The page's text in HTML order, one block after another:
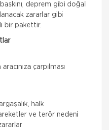
deprem gibi doğal
zararlar gibi
bir pakettir.
çarpılması
halk
ve terör nedeni